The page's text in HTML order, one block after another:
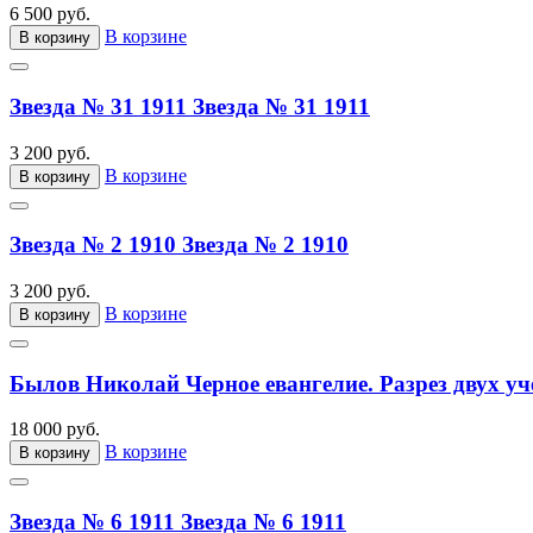
6 500 руб.
В корзину В корзине
Звезда № 31 1911 Звезда № 31 1911
3 200 руб.
В корзину В корзине
Звезда № 2 1910 Звезда № 2 1910
3 200 руб.
В корзину В корзине
Былов Николай Черное евангелие. Разрез двух
18 000 руб.
В корзину В корзине
Звезда № 6 1911 Звезда № 6 1911